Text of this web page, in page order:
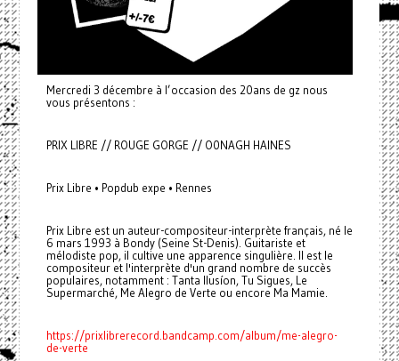
Mercredi 3 décembre à l’occasion des 20ans de gz nous
vous présentons :
PRIX LIBRE // ROUGE GORGE // O0NAGH HAINES
Prix Libre • Popdub expe • Rennes
Prix Libre est un auteur-compositeur-interprète français, né le
6 mars 1993 à Bondy (Seine St-Denis). Guitariste et
mélodiste pop, il cultive une apparence singulière. Il est le
compositeur et l'interprète d'un grand nombre de succès
populaires, notamment : Tanta Ilusíon, Tu Sigues, Le
Supermarché, Me Alegro de Verte ou encore Ma Mamie.
https://prixlibrerecord.bandcamp.com/album/me-alegro-
de-verte